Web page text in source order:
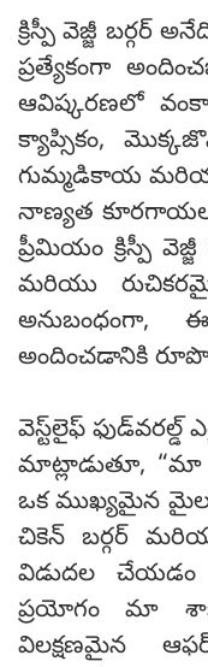
క్రిస్పీ వెజ్జీ
ప్రత్యేకంగా
ఆవిష్కరణలో
క్యాప్సికం,
గుమ్మడికాయ
నాణ్యత
ప్రీమియం క్రిస్పీ
మరియు
అనుబంధంగా,
అందించడానికి
వెస్ట్‌లైఫ్
మాట్లాడుతూ, “మా
ఒక ముఖ్యమైన
చికెన్ బర్గర్
విడుదల
ప్రయోగం మా
విలక్షణమైన